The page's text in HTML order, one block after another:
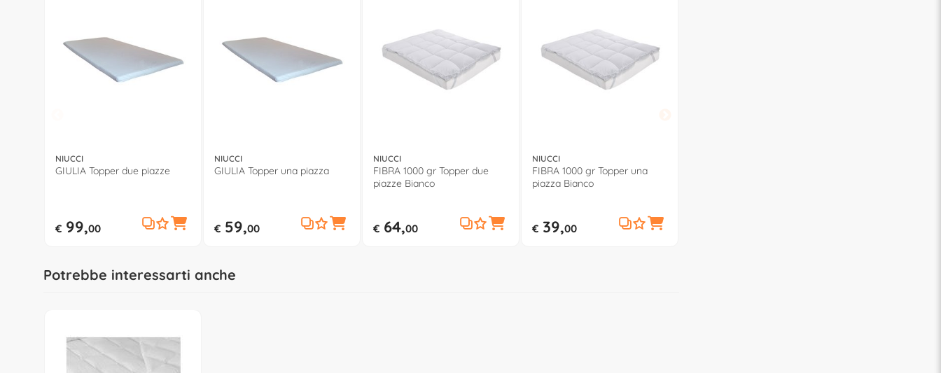
NIUCCI
GIULIA Topper due piazze
€ 99,00
NIUCCI
GIULIA Topper una piazza
€ 59,00
NIUCCI
FIBRA 1000 gr Topper due
piazze Bianco
€ 64,00
NIUCCI
FIBRA 1000 gr Topper una
piazza Bianco
€ 39,00
Potrebbe interessarti anche